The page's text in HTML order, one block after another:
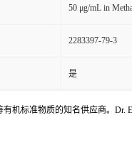
50 μg/mL in
2283397-79-3
是
有机标准物质的知名供应商。